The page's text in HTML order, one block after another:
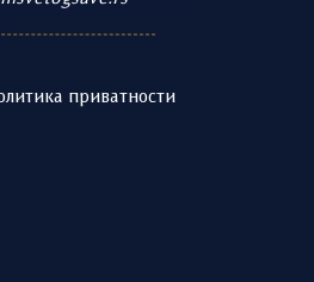
приватности